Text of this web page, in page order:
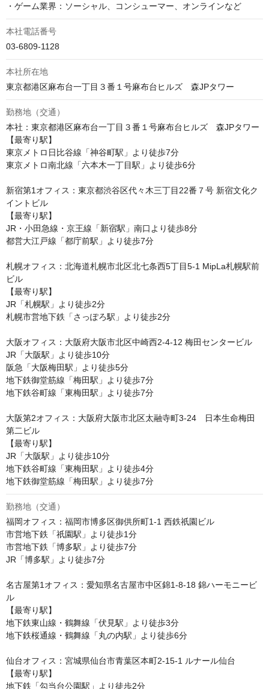
・ゲーム業界：ソーシャル、コンシューマー、オンラインなど
本社電話番号
03-6809-1128
本社所在地
勤務地（交通）
本社：東京都港区麻布台一丁目３番１号麻布台ヒルズ　森JPタワー
【最寄り駅】
東京メトロ日比谷線「神谷町駅」より徒歩7分
東京メトロ南北線「六本木一丁目駅」より徒歩6分
新宿第1オフィス：東京都渋谷区代々木三丁目22番７号 新宿文化ク
イントビル
【最寄り駅】
JR・小田急線・京王線「新宿駅」南口より徒歩8分
都営大江戸線「都庁前駅」より徒歩7分
札幌オフィス：北海道札幌市北区北七条西5丁目5-1 MipLa札幌駅前
ビル
【最寄り駅】
JR「札幌駅」より徒歩2分
札幌市営地下鉄「さっぽろ駅」より徒歩2分
大阪オフィス：大阪府大阪市北区中崎西2-4-12 梅田センタービル
JR「大阪駅」より徒歩10分
阪急「大阪梅田駅」より徒歩5分
地下鉄御堂筋線「梅田駅」より徒歩7分
地下鉄谷町線「東梅田駅」より徒歩7分
大阪第2オフィス：大阪府大阪市北区太融寺町3-24　日本生命梅田
第二ビル
【最寄り駅】
JR「大阪駅」より徒歩10分
地下鉄谷町線「東梅田駅」より徒歩4分
地下鉄御堂筋線「梅田駅」より徒歩7分
勤務地（交通）
福岡オフィス：福岡市博多区御供所町1-1 西鉄祇園ビル
市営地下鉄「祇園駅」より徒歩1分
市営地下鉄「博多駅」より徒歩7分
JR「博多駅」より徒歩7分
名古屋第1オフィス：愛知県名古屋市中区錦1-8-18 錦ハーモニービ
ル
【最寄り駅】
地下鉄東山線・鶴舞線「伏見駅」より徒歩3分
地下鉄桜通線・鶴舞線「丸の内駅」より徒歩6分
仙台オフィス：宮城県仙台市青葉区本町2-15-1 ルナール仙台
【最寄り駅】
地下鉄「勾当台公園駅」より徒歩2分